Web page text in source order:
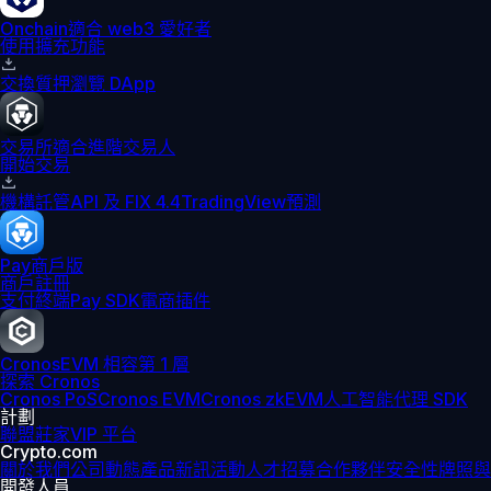
Onchain適合 web3 愛好者
使用擴充功能
交換質押瀏覽 DApp
交易所適合進階交易人
開始交易
機構託管API 及 FIX 4.4TradingView預測
Pay商戶版
商戶註冊
支付終端Pay SDK電商插件
CronosEVM 相容第 1 層
探索 Cronos
Cronos PoSCronos EVMCronos zkEVM人工智能代理 SDK
計劃
聯盟莊家VIP 平台
Crypto.com
關於我們公司動態產品新訊活動人才招募合作夥伴安全性牌照
開發人員